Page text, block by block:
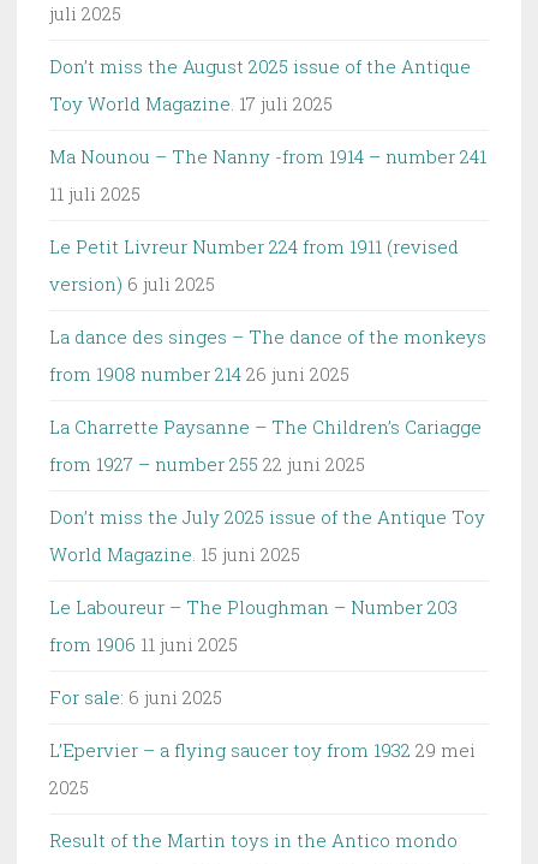
juli 2025
Don’t miss the August 2025 issue of the Antique
Toy World Magazine. 17 juli 2025
Ma Nounou – The Nanny -from 1914 – number 241
11 juli 2025
Le Petit Livreur Number 224 from 1911 (revised
version) 6 juli 2025
La dance des singes – The dance of the monkeys
from 1908 number 214 26 juni 2025
La Charrette Paysanne – The Children’s Cariagge
from 1927 – number 255 22 juni 2025
Don’t miss the July 2025 issue of the Antique Toy
World Magazine. 15 juni 2025
Le Laboureur – The Ploughman – Number 203
from 1906 11 juni 2025
For sale: 6 juni 2025
L’Epervier – a flying saucer toy from 1932 29 mei
2025
Result of the Martin toys in the Antico mondo